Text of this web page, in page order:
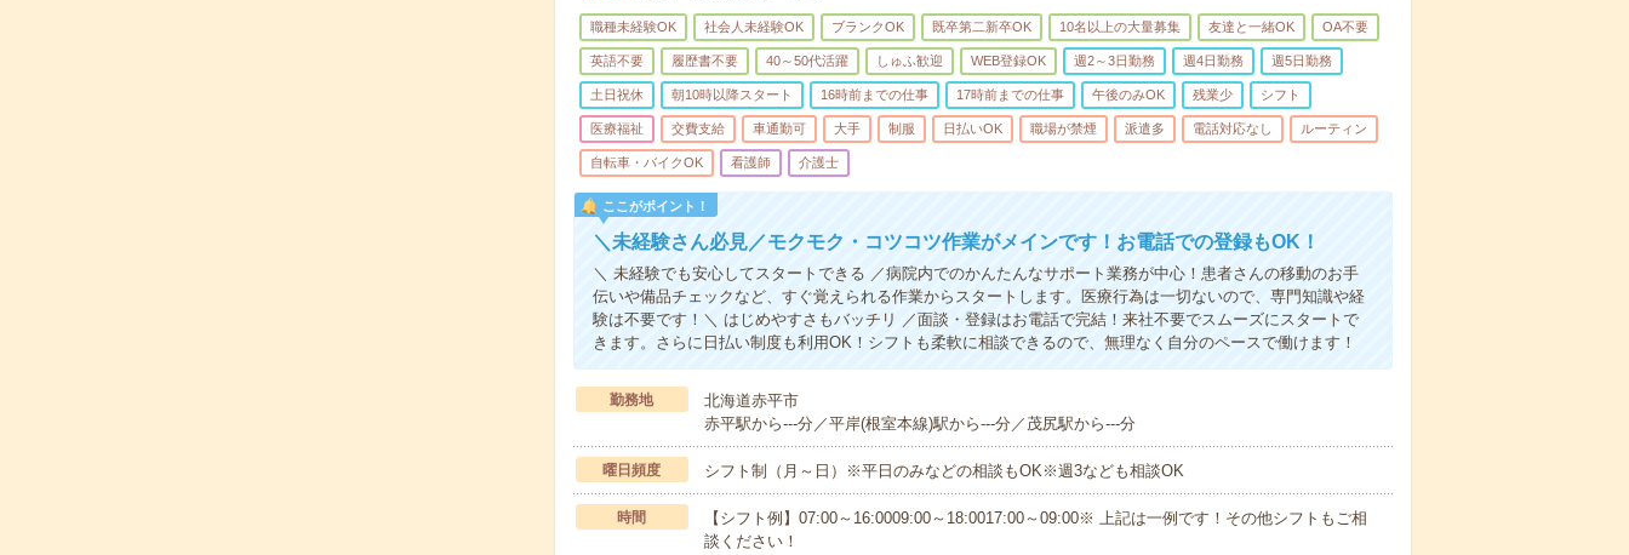
職種未経験OK 社会人未経験OK ブランクOK 既卒第二新卒OK 10名以上の大量募集 友達と一緒OK OA不要
英語不要 履歴書不要 40～50代活躍 しゅふ歓迎 WEB登録OK 週2～3日勤務 週4日勤務 週5日勤務
土日祝休 朝10時以降スタート 16時前までの仕事 17時前までの仕事 午後のみOK 残業少 シフト
医療福祉 交費支給 車通勤可 大手 制服 日払いOK 職場が禁煙 派遣多 電話対応なし ルーティン
自転車・バイクOK 看護師 介護士
ここがポイント！
＼未経験さん必見／モクモク・コツコツ作業がメインです！お電話での登録もOK！
＼ 未経験でも安心してスタートできる ／病院内でのかんたんなサポート業務が中心！患者さんの移動のお手
伝いや備品チェックなど、すぐ覚えられる作業からスタートします。医療行為は一切ないので、専門知識や経
験は不要です！＼ はじめやすさもバッチリ ／面談・登録はお電話で完結！来社不要でスムーズにスタートで
きます。さらに日払い制度も利用OK！シフトも柔軟に相談できるので、無理なく自分のペースで働けます！
勤務地
北海道赤平市
赤平駅から---分／平岸(根室本線)駅から---分／茂尻駅から---分
曜日頻度 シフト制（月～日）※平日のみなどの相談もOK※週3なども相談OK
時間
【シフト例】07:00～16:0009:00～18:0017:00～09:00※ 上記は一例です！その他シフトもご相
談ください！